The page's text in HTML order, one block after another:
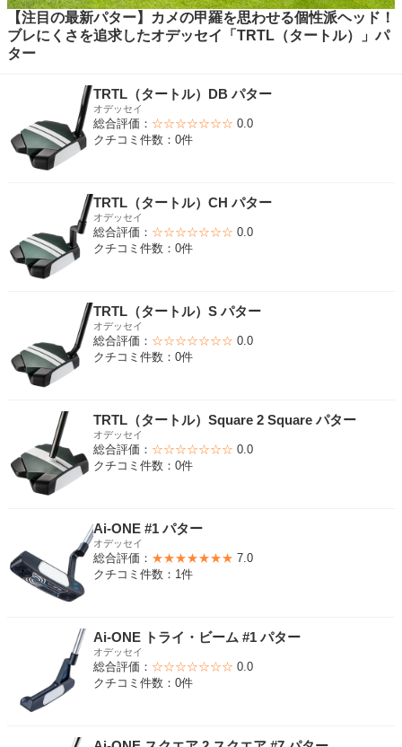
【注目の最新パター】カメの甲羅を思わせる個性派ヘッド！
ブレにくさを追求したオデッセイ「TRTL（タートル）」パ
ター
TRTL（タートル）DB パター
オデッセイ
総合評価： ☆☆☆☆☆☆☆ 0.0
クチコミ件数：0件
TRTL（タートル）CH パター
オデッセイ
総合評価： ☆☆☆☆☆☆☆ 0.0
クチコミ件数：0件
TRTL（タートル）S パター
オデッセイ
総合評価： ☆☆☆☆☆☆☆ 0.0
クチコミ件数：0件
TRTL（タートル）Square 2 Square パター
オデッセイ
総合評価： ☆☆☆☆☆☆☆ 0.0
クチコミ件数：0件
Ai-ONE #1 パター
オデッセイ
総合評価： ★★★★★★★ 7.0
クチコミ件数：1件
Ai-ONE トライ・ビーム #1 パター
オデッセイ
総合評価： ☆☆☆☆☆☆☆ 0.0
クチコミ件数：0件